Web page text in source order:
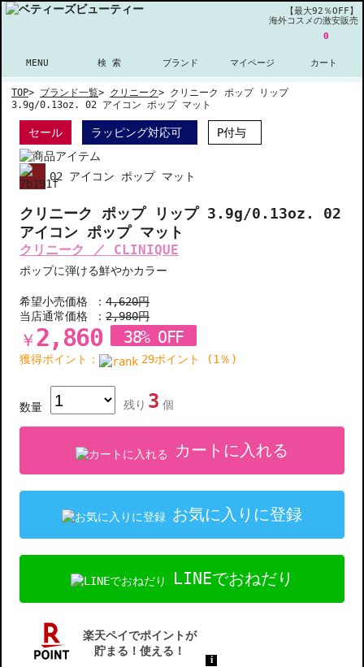
【最大92％OFF】
海外コスメの激安販売
MENU 検 索 ブランド マイページ
0
カート
TOP> ブランド一覧> クリニーク> クリニーク ポップ リップ
3.9g/0.13oz. 02 アイコン ポップ マット
セール ラッピング対応可 P付与
02 アイコン ポップ マット
クリニーク ポップ リップ 3.9g/0.13oz. 02
アイコン ポップ マット
クリニーク ／ CLINIQUE
ポップに弾ける鮮やかカラー
希望小売価格 ：4,620円
当店通常価格 ：2,980円
￥ 2,860 38% OFF
獲得ポイント： 29ポイント (1％)
数量 残り 3 個
カートに入れる
お気に入りに登録
LINEでおねだり